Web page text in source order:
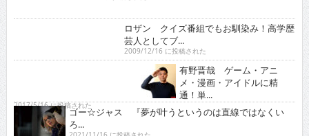
ロザン クイズ番組でもお馴染み！高学歴芸人として
2009/12/16 に投稿された
有野晋哉 ゲーム・アニメ・漫画・アイドルに精通！
ゴー☆ジャス 『夢が叶うというのは直線ではなくい
ろ...